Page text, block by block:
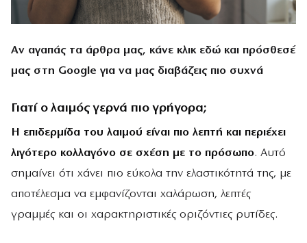
Αν αγαπάς τα άρθρα μας, κάνε κλικ εδώ και πρόσθεσέ
μας στη Google για να μας διαβάζεις πιο συχνά
Γιατί ο λαιμός γερνά πιο γρήγορα;
Η επιδερμίδα του λαιμού είναι πιο λεπτή και περιέχει
λιγότερο κολλαγόνο σε σχέση με το πρόσωπο. Αυτό
σημαίνει ότι χάνει πιο εύκολα την ελαστικότητά της, με
αποτέλεσμα να εμφανίζονται χαλάρωση, λεπτές
γραμμές και οι χαρακτηριστικές οριζόντιες ρυτίδες.